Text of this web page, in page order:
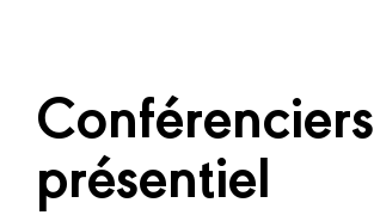
Conférenciers
présentiel